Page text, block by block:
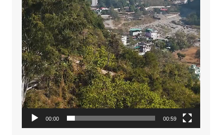
00:00 00:59